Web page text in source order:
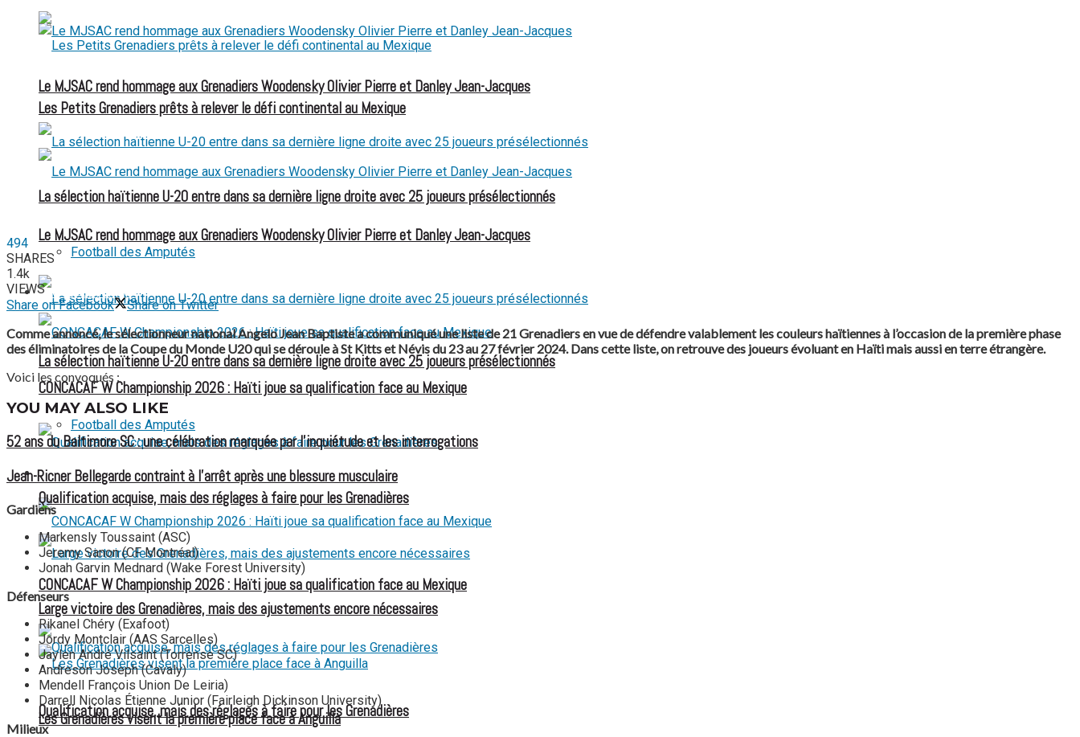
Les Petits Grenadiers prêts à relever le défi continental au Mexique
Le MJSAC rend hommage aux Grenadiers Woodensky Olivier Pierre et Danley Jean-Jacques
La sélection haïtienne U-20 entre dans sa dernière ligne droite avec 25 joueurs présélectionnés
Football des Amputés
FOOTBALL FÉMININ
CONCACAF W Championship 2026 : Haïti joue sa qualification face au Mexique
Qualification acquise, mais des réglages à faire pour les Grenadières
Le MJSAC rend hommage aux Grenadiers Woodensky Olivier Pierre et Danley Jean-Jacques
La sélection haïtienne U-20 entre dans sa dernière ligne droite avec 25 joueurs présélectionnés
Football des Amputés
FOOTBALL FÉMININ
CONCACAF W Championship 2026 : Haïti joue sa qualification face au Mexique
Qualification acquise, mais des réglages à faire pour les Grenadières
Large victoire des Grenadières, mais des ajustements encore nécessaires
Les Grenadières visent la première place face à Anguilla
494
SHARES
1.4k
VIEWS
Share on Facebook
Share on Twitter
Comme annoncé, le sélectionneur national Angelo Jean Baptiste a communiqué une liste de 21 Grenadiers en vue de défendre valablement les couleurs haïtiennes à l’occasion de la première phase
des éliminatoires de la Coupe du Monde U20 qui se déroule à St Kitts et Névis du 23 au 27 février 2024. Dans cette liste, on retrouve des joueurs évoluant en Haïti mais aussi en terre étrangère.
Voici les convoqués :
YOU MAY ALSO LIKE
52 ans du Baltimore SC : une célébration marquée par l’inquiétude et les interrogations
Jean-Ricner Bellegarde contraint à l’arrêt après une blessure musculaire
Gardiens
Markensly Toussaint (ASC)
Jeremy Sanon (CF Montréal)
Jonah Garvin Mednard (Wake Forest University)
Défenseurs
Rikanel Chéry (Exafoot)
Jordy Montclair (AAS Sarcelles)
Jaylen André Vilsaint (Torrense SC)
Andreson Joseph (Cavaly)
Mendell François Union De Leiria)
Darrell Nicolas Étienne Junior (Fairleigh Dickinson University)
Milieux